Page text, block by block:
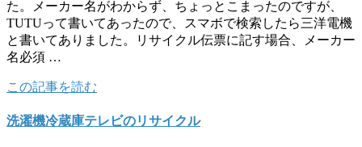
た。メーカー名がわからず、ちょっとこまったのですが、
TUTUって書いてあったので、スマボで検索したら三洋電機
と書いてありました。リサイクル伝票に記す場合、メーカー
名必須 …
この記事を読む
洗濯機冷蔵庫テレビのリサイクル